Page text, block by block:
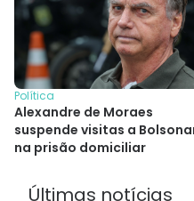
Política
Alexandre de Moraes
suspende visitas a
na prisão domiciliar
Últimas notícias